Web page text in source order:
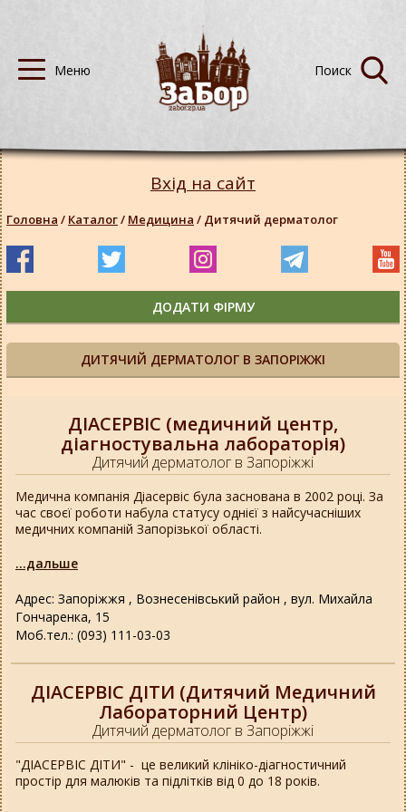
ДИТЯЧИЙ ДЕРМАТОЛОГ В ЗАПОРІЖЖІ
ДІАСЕРВІС (медичний центр,
діагностувальна лабораторія)
Дитячий дерматолог в Запоріжжі
Адрес: Запоріжжя , Вознесенівський район , вул. Михайла
Гончаренка, 15
Моб.тел.: (093) 111-03-03
Медична компанія Діасервіс була заснована в 2002 році. За
час своєї роботи набула статусу однієї з найсучасніших
медичних компаній Запорізької області.
...дальше
ДІАСЕРВІС ДІТИ (Дитячий Медичний
Лабораторний Центр)
Дитячий дерматолог в Запоріжжі
"ДІАСЕРВІС ДІТИ" - це великий клініко-діагностичний
простір для малюків та підлітків від 0 до 18 років.
Вхід на сайт
Головна / Каталог/ Медицина / Дитячий дерматолог
ДОДАТИ ФІРМУ